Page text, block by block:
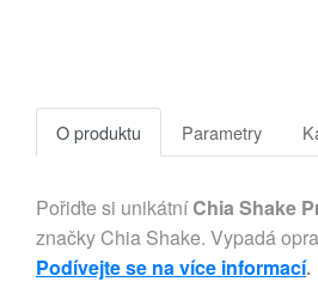
O produktu Parametry
Pořiďte si unikátníChia Shake
značky Chia Shake. Vypadá
Podívejte se na více informací.